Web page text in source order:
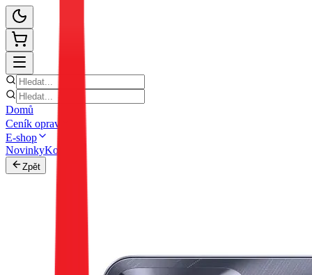
Domů
Ceník oprav
E-shop
NovinkyKontakt
Zpět